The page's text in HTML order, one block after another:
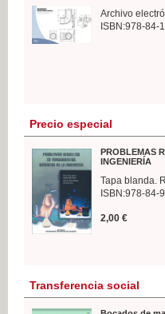
Archivo
ISBN:978-84-
Precio especial
PROBLEMAS
INGENIERÍA
Tapa blanda.
ISBN:978-84-
2,00 €
Transferencia social